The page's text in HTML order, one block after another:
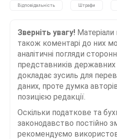
Відповідальність Штрафи
Зверніть увагу! Матеріали
також коментарі до них
аналітичні погляди
представників державних
докладає зусиль для
даних, проте думка
позицією редакції.
Оскільки податкове та
законодавство постійно
рекомендуємо